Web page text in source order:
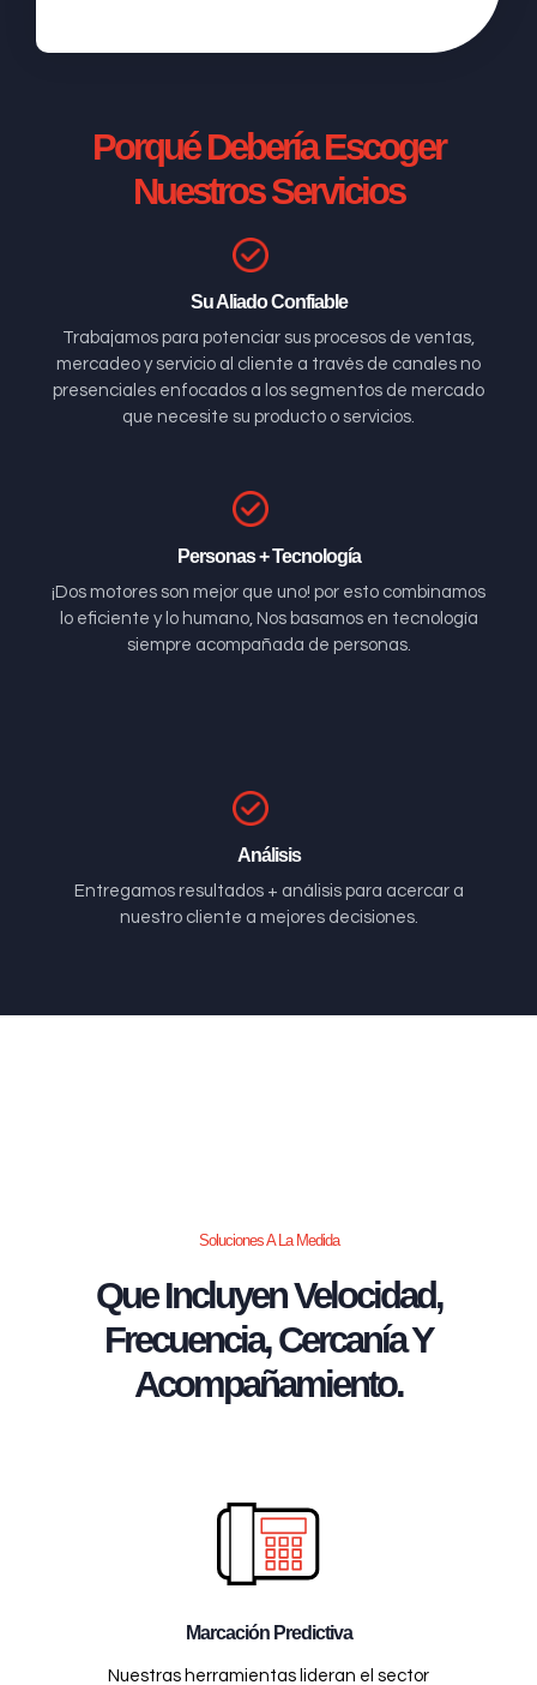
Porqué Debería Escoger
Nuestros Servicios
Su Aliado Confiable
Trabajamos para potenciar sus procesos de ventas,
mercadeo y servicio al cliente a través de canales no
presenciales enfocados a los segmentos de mercado
que necesite su producto o servicios.
Personas + Tecnología
¡Dos motores son mejor que uno! por esto combinamos
lo eficiente y lo humano, Nos basamos en tecnología
siempre acompañada de personas.
Análisis
Entregamos resultados + análisis para acercar a
nuestro cliente a mejores decisiones.
Soluciones A La Medida
Que Incluyen Velocidad,
Frecuencia, Cercanía Y
Acompañamiento.
Marcación Predictiva
Nuestras herramientas lideran el sector